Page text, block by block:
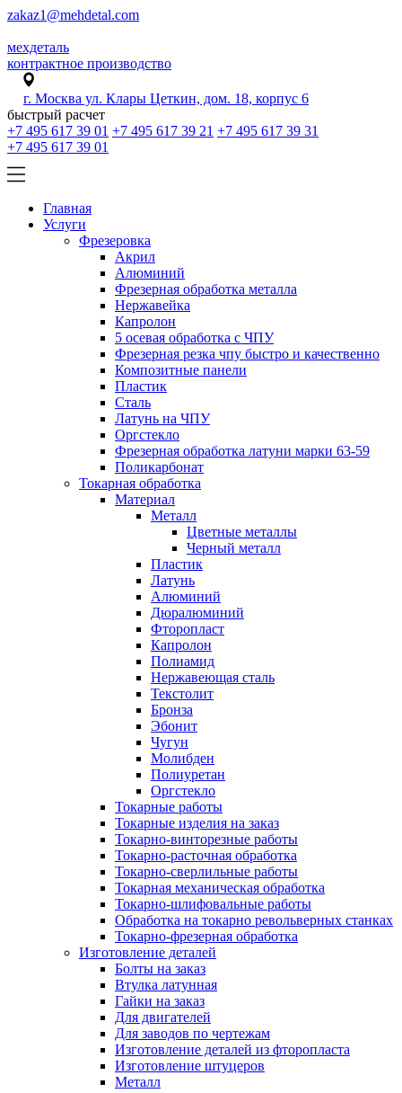
zakaz1@mehdetal.com
мехдеталь
контрактное производство
г. Москва ул. Клары Цеткин, дом. 18, корпус 6
быстрый расчет
+7 495 617 39 01 +7 495 617 39 21 +7 495 617 39 31
+7 495 617 39 01
Главная
Услуги
Фрезеровка
Акрил
Алюминий
Фрезерная обработка металла
Нержавейка
Капролон
5 осевая обработка с ЧПУ
Фрезерная резка чпу быстро и качественно
Композитные панели
Пластик
Сталь
Латунь на ЧПУ
Оргстекло
Фрезерная обработка латуни марки 63-59
Поликарбонат
Токарная обработка
Материал
Металл
Цветные металлы
Черный металл
Пластик
Латунь
Алюминий
Дюралюминий
Фторопласт
Капролон
Полиамид
Нержавеющая сталь
Текстолит
Бронза
Эбонит
Чугун
Молибден
Полиуретан
Оргстекло
Токарные работы
Токарные изделия на заказ
Токарно-винторезные работы
Токарно-расточная обработка
Токарно-сверлильные работы
Токарная механическая обработка
Токарно-шлифовальные работы
Обработка на токарно револьверных станках
Токарно-фрезерная обработка
Изготовление деталей
Болты на заказ
Втулка латунная
Гайки на заказ
Для двигателей
Для заводов по чертежам
Изготовление деталей из фторопласта
Изготовление штуцеров
Металл